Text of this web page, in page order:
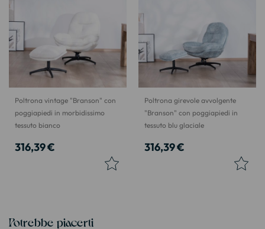
Poltrona vintage "Branson" con
poggiapiedi in morbidissimo
tessuto bianco
316,39 €
Poltrona girevole avvolgente
"Branson" con poggiapiedi in
tessuto blu glaciale
316,39 €
Potrebbe piacerti